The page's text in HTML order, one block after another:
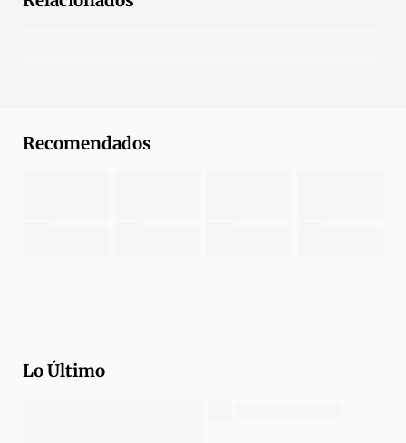
Recomendados
Lo Último